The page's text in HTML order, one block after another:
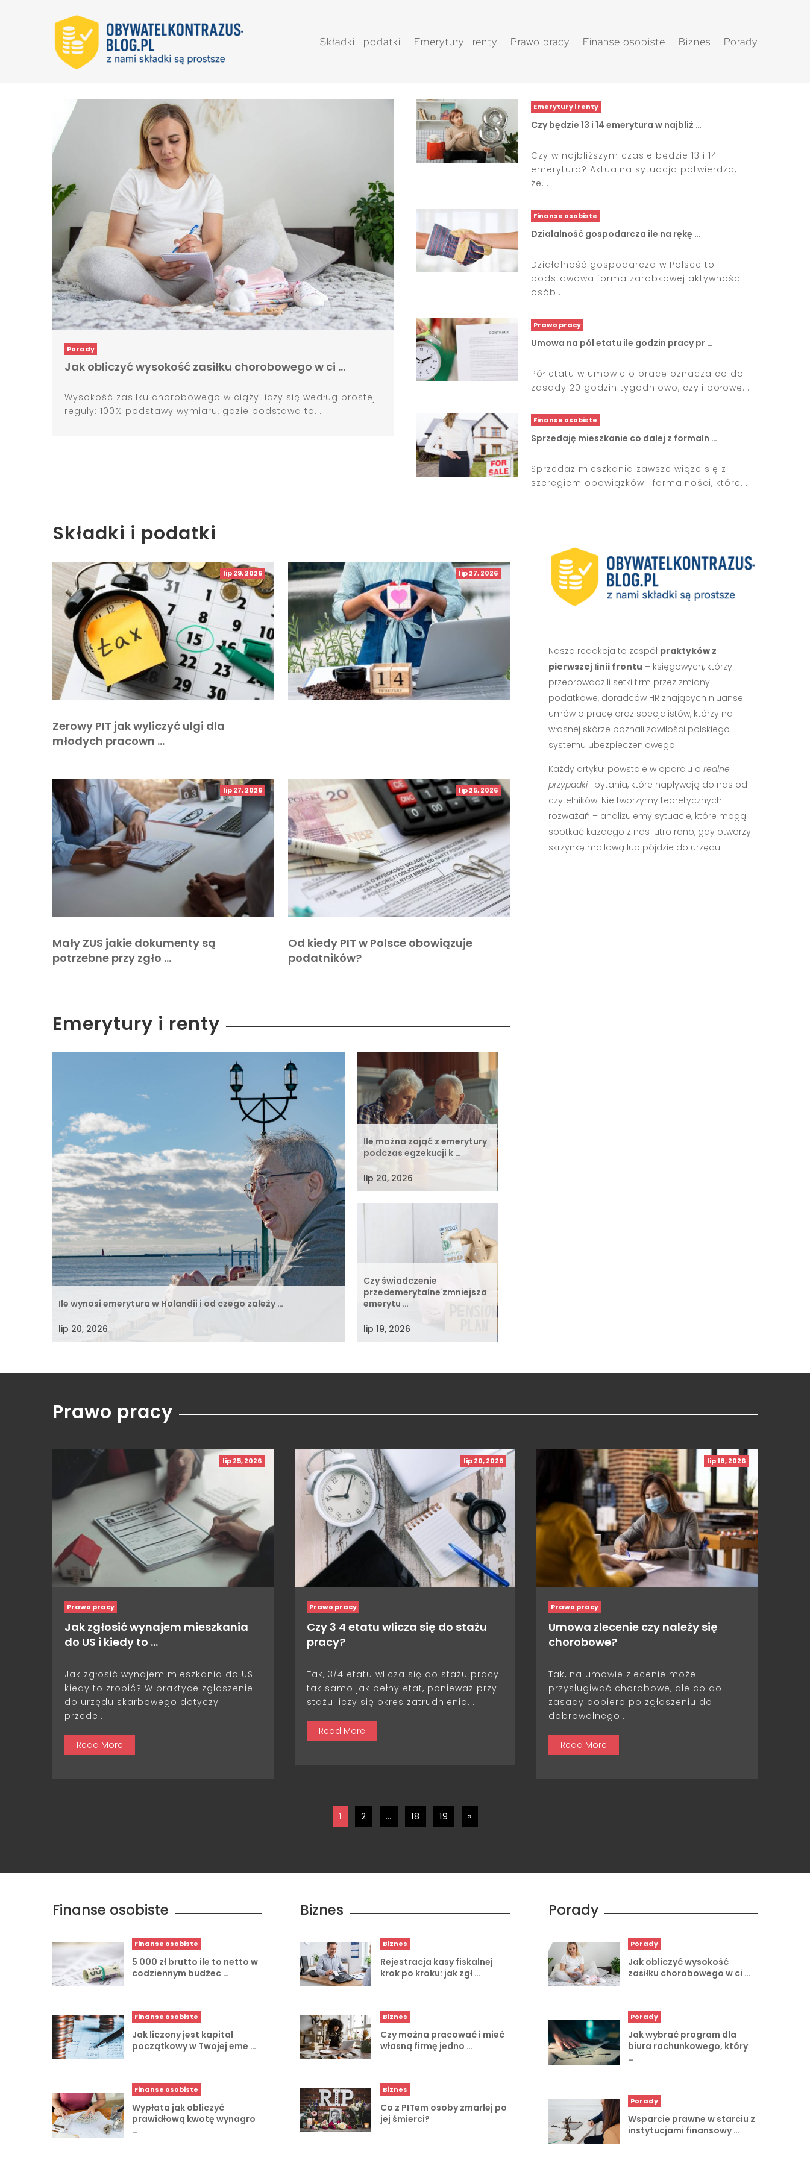
Składki i podatki Emerytury i renty Prawo pracy Finanse osobiste Biznes Porady
Porady
Jak obliczyć wysokość zasiłku chorobowego w ci …
Wysokość zasiłku chorobowego w ciąży liczy się według prostej
reguły: 100% podstawy wymiaru, gdzie podstawa to...
Emerytury i renty
Czy będzie 13 i 14 emerytura w najbliż …
Czy w najbliższym czasie będzie 13 i 14
emerytura? Aktualna sytuacja potwierdza,
że...
Finanse osobiste
Działalność gospodarcza ile na rękę …
Działalność gospodarcza w Polsce to
podstawowa forma zarobkowej aktywności
osób...
Prawo pracy
Umowa na pół etatu ile godzin pracy pr …
Pół etatu w umowie o pracę oznacza co do
zasady 20 godzin tygodniowo, czyli połowę...
Finanse osobiste
Sprzedaję mieszkanie co dalej z formaln …
Sprzedaż mieszkania zawsze wiąże się z
szeregiem obowiązków i formalności, które...
Składki i podatki
lip 29, 2026
Zerowy PIT jak wyliczyć ulgi dla
młodych pracown …
lip 27, 2026
lip 27, 2026
Mały ZUS jakie dokumenty są
potrzebne przy zgło …
lip 25, 2026
Od kiedy PIT w Polsce obowiązuje
podatników?
Emerytury i renty
Ile wynosi emerytura w Holandii i od czego zależy …
lip 20, 2026
Ile można zająć z emerytury
podczas egzekucji k …
lip 20, 2026
Czy świadczenie
przedemerytalne zmniejsza
emerytu …
lip 19, 2026
Nasza redakcja to zespół praktyków z
pierwszej linii frontu – księgowych, którzy
przeprowadzili setki firm przez zmiany
podatkowe, doradców HR znających niuanse
umów o pracę oraz specjalistów, którzy na
własnej skórze poznali zawiłości polskiego
systemu ubezpieczeniowego.
Każdy artykuł powstaje w oparciu o realne
przypadkii pytania, które napływają do nas od
czytelników. Nie tworzymy teoretycznych
rozważań – analizujemy sytuacje, które mogą
spotkać każdego z nas jutro rano, gdy otworzy
skrzynkę mailową lub pójdzie do urzędu.
Prawo pracy
lip 25, 2026
Prawo pracy
Jak zgłosić wynajem mieszkania
do US i kiedy to …
Jak zgłosić wynajem mieszkania do US i
kiedy to zrobić? W praktyce zgłoszenie
do urzędu skarbowego dotyczy
przede...
Read More
lip 20, 2026
Prawo pracy
Czy 3 4 etatu wlicza się do stażu
pracy?
Tak, 3/4 etatu wlicza się do stażu pracy
tak samo jak pełny etat, ponieważ przy
stażu liczy się okres zatrudnienia...
Read More
lip 18, 2026
Prawo pracy
Umowa zlecenie czy należy się
chorobowe?
Tak, na umowie zlecenie może
przysługiwać chorobowe, ale co do
zasady dopiero po zgłoszeniu do
dobrowolnego...
Read More
1 2 … 18 19 »
Finanse osobiste
Finanse osobiste
5 000 zł brutto ile to netto w
codziennym budżec …
Finanse osobiste
Jak liczony jest kapitał
początkowy w Twojej eme …
Finanse osobiste
Wypłata jak obliczyć
prawidłową kwotę wynagro
…
Biznes
Biznes
Rejestracja kasy fiskalnej
krok po kroku: jak zgł …
Biznes
Czy można pracować i mieć
własną firmę jedno …
Biznes
Co z PITem osoby zmarłej po
jej śmierci?
Porady
Porady
Jak obliczyć wysokość
zasiłku chorobowego w ci …
Porady
Jak wybrać program dla
biura rachunkowego, który
…
Porady
Wsparcie prawne w starciu z
instytucjami finansowy …